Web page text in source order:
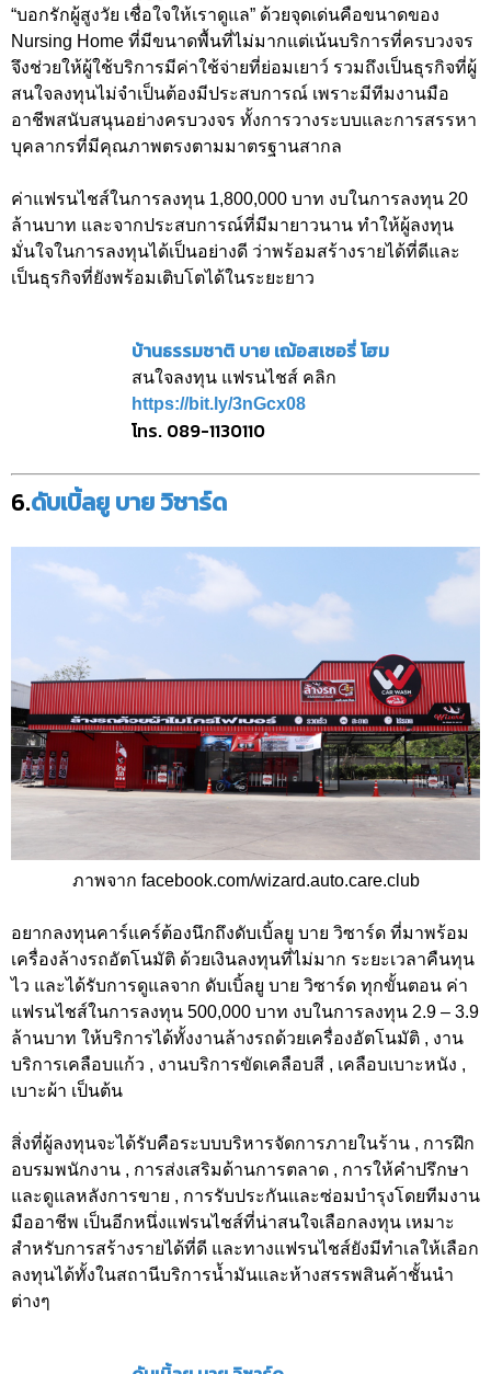
“บอกรักผู้สูงวัย เชื่อใจให้เราดูแล” ด้วยจุดเด่นคือขนาดของ
Nursing Home ที่มีขนาดพื้นที่ไม่มากแต่เน้นบริการที่ครบวงจร
จึงช่วยให้ผู้ใช้บริการมีค่าใช้จ่ายที่ย่อมเยาว์ รวมถึงเป็นธุรกิจที่ผู้
สนใจลงทุนไม่จำเป็นต้องมีประสบการณ์ เพราะมีทีมงานมือ
อาชีพสนับสนุนอย่างครบวงจร ทั้งการวางระบบและการสรรหา
บุคลากรที่มีคุณภาพตรงตามมาตรฐานสากล
ค่าแฟรนไชส์ในการลงทุน 1,800,000 บาท งบในการลงทุน 20
ล้านบาท และจากประสบการณ์ที่มีมายาวนาน ทำให้ผู้ลงทุน
มั่นใจในการลงทุนได้เป็นอย่างดี ว่าพร้อมสร้างรายได้ที่ดีและ
เป็นธุรกิจที่ยังพร้อมเติบโตได้ในระยะยาว
บ้านธรรมชาติ บาย เฌ้อสเซอรี่ โฮม
สนใจลงทุน แฟรนไชส์ คลิก
https://bit.ly/3nGcx08
โทร. 089-1130110
6.ดับเบิ้ลยู บาย วิซาร์ด
ภาพจาก facebook.com/wizard.auto.care.club
อยากลงทุนคาร์แคร์ต้องนึกถึงดับเบิ้ลยู บาย วิซาร์ด ที่มาพร้อม
เครื่องล้างรถอัตโนมัติ ด้วยเงินลงทุนที่ไม่มาก ระยะเวลาคืนทุน
ไว และได้รับการดูแลจาก ดับเบิ้ลยู บาย วิซาร์ด ทุกขั้นตอน ค่า
แฟรนไชส์ในการลงทุน 500,000 บาท งบในการลงทุน 2.9 – 3.9
ล้านบาท ให้บริการได้ทั้งงานล้างรถด้วยเครื่องอัตโนมัติ , งาน
บริการเคลือบแก้ว , งานบริการขัดเคลือบสี , เคลือบเบาะหนัง ,
เบาะผ้า เป็นต้น
สิ่งที่ผู้ลงทุนจะได้รับคือระบบบริหารจัดการภายในร้าน , การฝึก
อบรมพนักงาน , การส่งเสริมด้านการตลาด , การให้คำปรึกษา
และดูแลหลังการขาย , การรับประกันและซ่อมบำรุงโดยทีมงาน
มืออาชีพ เป็นอีกหนึ่งแฟรนไชส์ที่น่าสนใจเลือกลงทุน เหมาะ
สำหรับการสร้างรายได้ที่ดี และทางแฟรนไชส์ยังมีทำเลให้เลือก
ลงทุนได้ทั้งในสถานีบริการน้ำมันและห้างสรรพสินค้าชั้นนำ
ต่างๆ